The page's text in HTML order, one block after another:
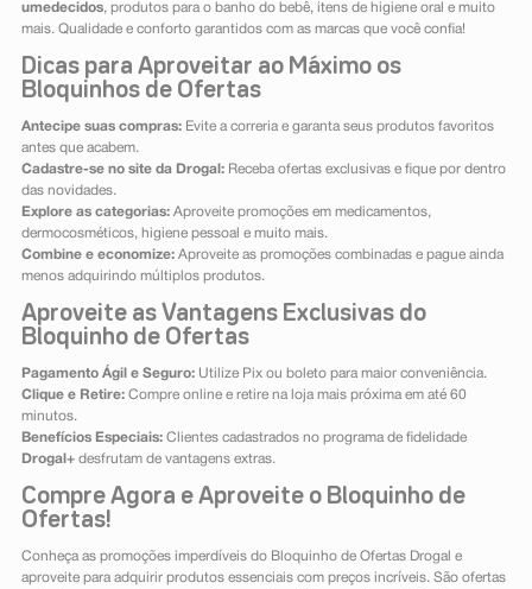
umedecidos, produtos para o banho do bebê, itens de higiene oral e muito
mais. Qualidade e conforto garantidos com as marcas que você confia!
Dicas para Aproveitar ao Máximo os
Bloquinhos de Ofertas
Antecipe suas compras:Evite a correria e garanta seus produtos favoritos
antes que acabem.
Cadastre-se no site da Drogal:Receba ofertas exclusivas e fique por dentro
das novidades.
Explore as categorias:Aproveite promoções em medicamentos,
dermocosméticos, higiene pessoal e muito mais.
Combine e economize:Aproveite as promoções combinadas e pague ainda
menos adquirindo múltiplos produtos.
Aproveite as Vantagens Exclusivas do
Bloquinho de Ofertas
Pagamento Ágil e Seguro:Utilize Pix ou boleto para maior conveniência.
Clique e Retire:Compre online e retire na loja mais próxima em até 60
minutos.
Benefícios Especiais:Clientes cadastrados no programa de fidelidade
Drogal+desfrutam de vantagens extras.
Compre Agora e Aproveite o Bloquinho de
Ofertas!
Conheça as promoções imperdíveis do Bloquinho de Ofertas Drogal e
aproveite para adquirir produtos essenciais com preços incríveis. São ofertas